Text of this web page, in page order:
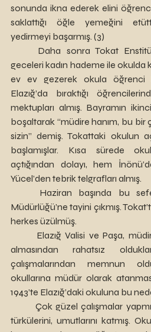
sonunda ikna ederek elini
saklattığı öğle yemeğini
yedirmeyi başarmış. (3)
geceleri kadın hademe ile okulda
ev ev gezerek okula öğrenci
Elazığ’da bıraktığı
mektupları almış. Bayramın
boşaltarak “müdire hanım, bu
sizin” demiş. Tokattaki okulun
başlamışlar. Kısa sürede
açtığından dolayı, hem
Yücel’den tebrik telgrafları almış.
Müdürlüğü’ne tayini çıkmış.
herkes üzülmüş.
almasından rahatsız
çalışmalarından memnun
okullarına müdür olarak
1943’te Elazığ’daki okuluna bu
	Çok güzel çalışmalar yapmış, her güne genç kızların
türkülerini, umutlarını katmış.